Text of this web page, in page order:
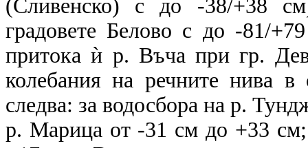
(Сливенско) с до -38/+38
градовете Белово с до -81/
притока ѝ р. Въча при гр.
колебания на речните нива в
следва: за водосбора на р.
р. Марица от -31 см до +33